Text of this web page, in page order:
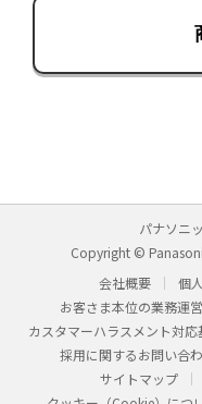
パナソニ
Copyright ©
会社概要
個
お客さま本位の業務運
カスタマーハラスメント対応
採用に関するお問い合
サイトマップ